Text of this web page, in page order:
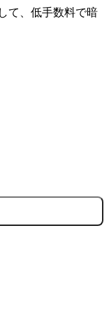
て、低手数料で暗